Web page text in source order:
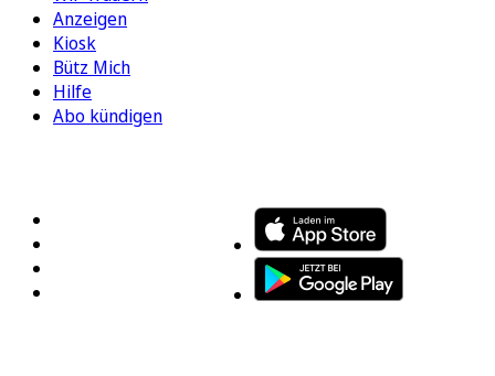
Anzeigen
Kiosk
Bütz Mich
Hilfe
Abo kündigen